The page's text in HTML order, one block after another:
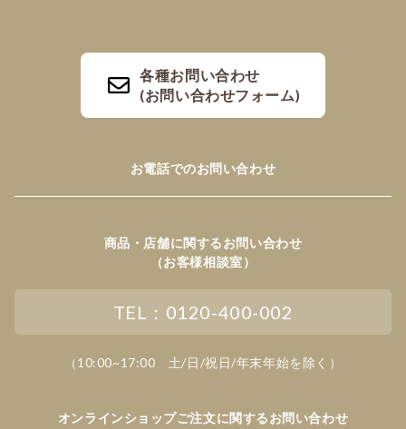
各種お問い合わせ
(お問い合わせフォーム)
お電話でのお問い合わせ
商品・店舗に関するお問い合わせ
（お客様相談室）
TEL：0120-400-002
（10:00~17:00 土/日/祝日/年末年始を除く）
オンラインショップご注文に関するお問い合わせ